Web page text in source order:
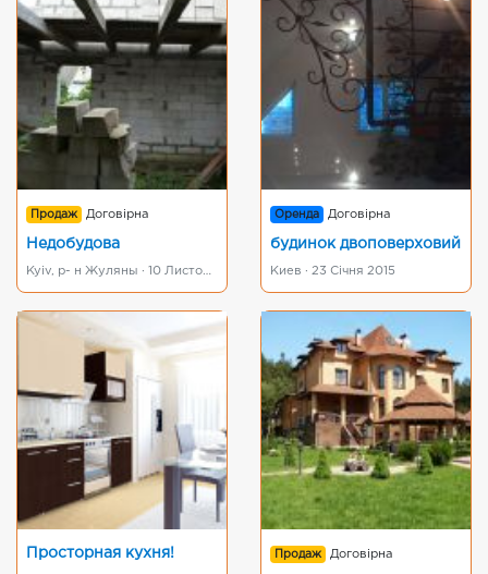
Продаж Договірна
Недобудова
Kyiv, р- н Жуляны · 10 Листопада 2019
Оренда Договірна
будинок двоповерховий
Киев · 23 Січня 2015
Просторная кухня! Продаж Договірна